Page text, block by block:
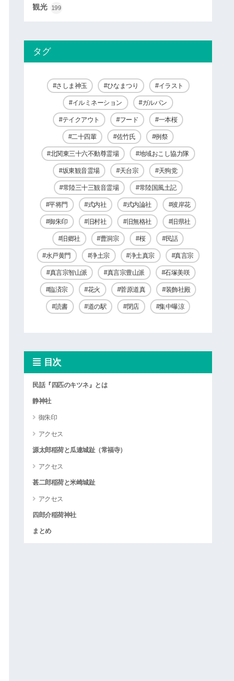
観光 199
タグ
さしま神玉 ひなまつり イラスト
イルミネーション ガルパン
テイクアウト フード 一本桜
二十四輩 佐竹氏 例祭
北関東三十六不動尊霊場 地域おこし協力隊
坂東観音霊場 天台宗 天狗党
常陸三十三観音霊場 常陸国風土記
平将門 式内社 式内論社 彼岸花
御朱印 旧村社 旧無格社 旧県社
旧郷社 曹洞宗 桜 民話
水戸黄門 浄土宗 浄土真宗 真言宗
真言宗智山派 真言宗豊山派 石塚美咲
臨済宗 花火 菅原道真 装飾社殿
読書 道の駅 閉店 集中曝涼
目次
民話『四匹のキツネ』とは
静神社
御朱印
アクセス
源太郎稲荷と瓜連城趾（常福寺）
アクセス
甚二郎稲荷と米崎城趾
アクセス
四郎介稲荷神社
まとめ